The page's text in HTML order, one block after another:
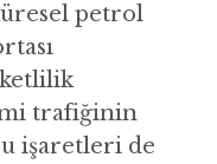
petrol
trafiğinin
işaretleri de